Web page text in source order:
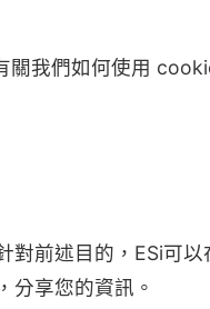
我們如何使用
前述目的，ESi可
分享您的資訊。